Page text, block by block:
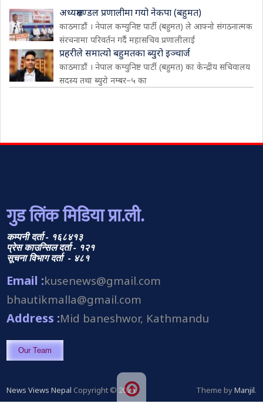
अध्यक्षमण्डल प्रणालीमा गयो नेकपा (बहुमत)
काठमाडौं । नेपाल कम्युनिष्ट पार्टी (बहुमत) ले आफ्नो संगठनात्मक
संरचनामा परिवर्तन गर्दै महासचिव प्रणालीलाई
प्रहरीले समात्यो बहुमतका ब्युरो इञ्चार्ज
काठमाडौं । नेपाल कम्युनिष्ट पार्टी (बहुमत) का केन्द्रीय सचिवालय
सदस्य तथा ब्युरो नम्बर–५ का
गुड लिंक मिडिया प्रा.ली.
कम्पनी दर्ता - १६८४१३
प्रेस काउन्सिल दर्ता - १२१
सूचना विभाग दर्ता - ४८१
Email :kusenews@gmail.com
bhautikmalla@gmail.com
Address :Mid baneshwor, Kathmandu
Our Team
News Views Nepal Copyright © 2026. Theme byManjil.